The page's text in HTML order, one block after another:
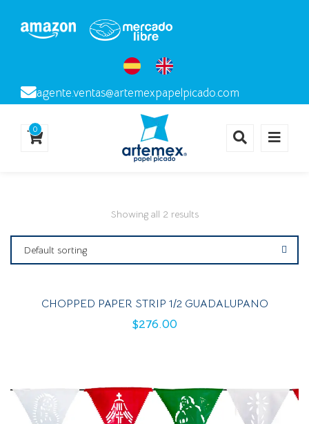
agente.ventas@artemexpapelpicado.com
0
Showing all 2 results
Default sorting
CHOPPED PAPER STRIP 1/2 GUADALUPANO
$276.00